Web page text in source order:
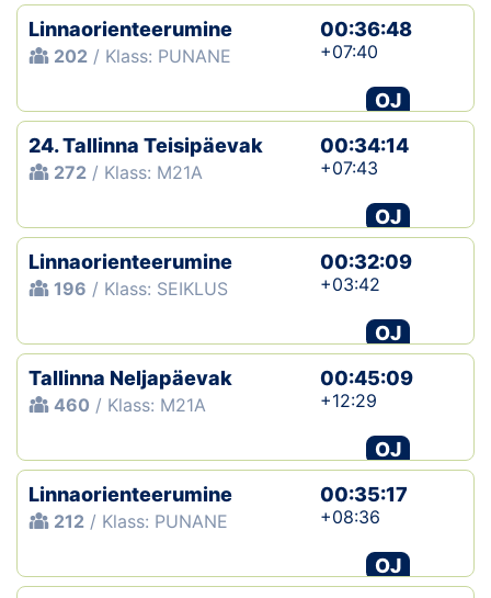
Linnaorienteerumine
202 / Klass: PUNANE
00:36:48
+07:40
OJ
24. Tallinna Teisipäevak
272 / Klass: M21A
00:34:14
+07:43
OJ
Linnaorienteerumine
196 / Klass: SEIKLUS
00:32:09
+03:42
OJ
Tallinna Neljapäevak
460 / Klass: M21A
00:45:09
+12:29
OJ
Linnaorienteerumine
212 / Klass: PUNANE
00:35:17
+08:36
OJ